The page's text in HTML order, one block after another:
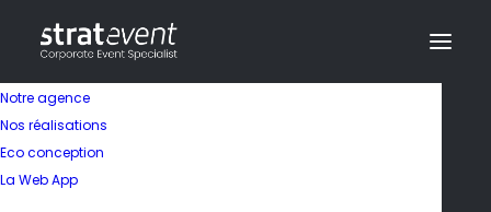
Notre agence
Nos réalisations
Eco conception
La Web App